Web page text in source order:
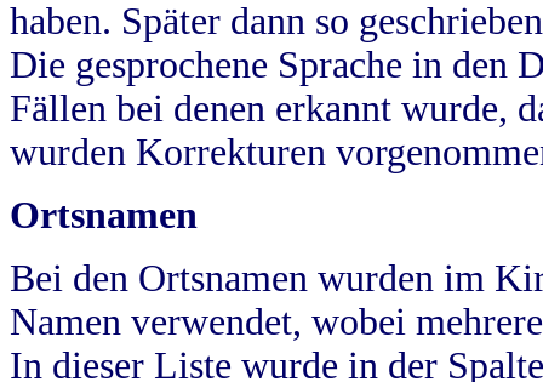
haben. Später dann so
Die gesprochene Sprache in
Fällen bei denen erkannt wurde,
wurden Korrekturen
Ortsnamen
Bei den Ortsnamen wurden im
Namen verwendet, wobei
In dieser Liste wurde in der